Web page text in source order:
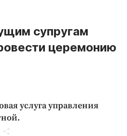
супругам
церемонию
услуга управления